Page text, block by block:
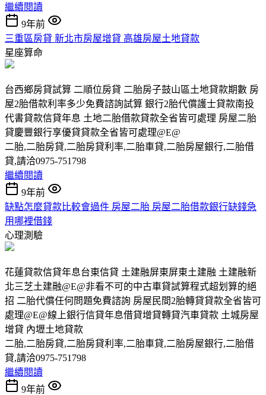
繼續閱讀
9年前
三重區房貸 新北市房屋增貸 高雄房屋土地貸款
星座算命
台西鄉房貸試算 二順位房貸 二胎房子鼓山區土地貸款期數 房
屋2胎借款利率多少免費諮詢試算 銀行2胎代償護士貸款南投
代書貸款信貸年息 土地二胎借款貸款全省皆可處理 房屋二胎
貸慶豐銀行享優貸貸款全省皆可處理@E@
二胎,二胎房貸,二胎房貸利率,二胎車貸,二胎房屋銀行,二胎借
貸,請洽0975-751798
繼續閱讀
9年前
缺點怎麼貸款比較會過件 房屋二胎 房屋二胎借款銀行缺錢急
用哪裡借錢
心理測驗
花蓮貸款信貸年息台東信貸 土建融屏東屏東土建融 土建融新
北三芝土建融@E@非看不可的中古車貸試算程式超划算的絕
招 二胎代償任何問題免費諮詢 房屋民間2胎轉貸貸款全省皆可
處理@E@線上銀行信貸年息借貸增貸轉貸汽車貸款 土城房屋
增貸 內壢土地貸款
二胎,二胎房貸,二胎房貸利率,二胎車貸,二胎房屋銀行,二胎借
貸,請洽0975-751798
繼續閱讀
9年前